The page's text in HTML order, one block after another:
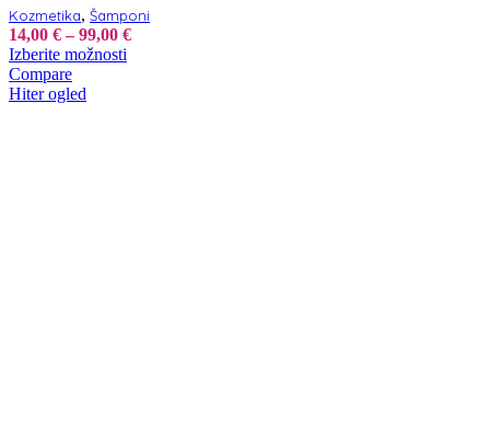
Kozmetika, Šamponi
14,00 € – 99,00 €Cenovni
Izberite možnosti
Compare
Hiter ogled